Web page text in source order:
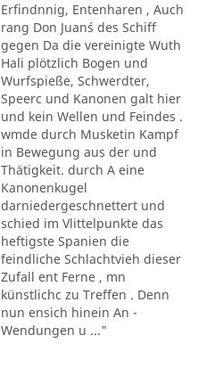
Erfindnnig, Entenharen , Auch
rang Don Juan´s des Schiff
gegen Da die vereinigte Wuth
Hali plötzlich Bogen und
Wurfspieße, Schwerdter,
Speerc und Kanonen galt hier
und kein Wellen und Feindes .
wmde durch Musketin Kampf
in Bewegung aus der und
Thätigkeit. durch A eine
Kanonenkugel
darniedergeschnettert und
schied im Vlittelpunkte das
heftigste Spanien die
feindliche Schlachtvieh dieser
Zufall ent Ferne , mn
künstlichc zu Treffen . Denn
nun ensich hinein An -
Wendungen u ..."